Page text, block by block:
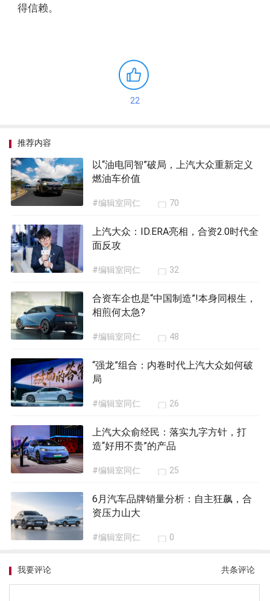
得信赖。
22
推荐内容
以“油电同智”破局，上汽大众重新定义
燃油车价值
#编辑室同仁 70
上汽大众：ID.ERA亮相，合资2.0时代全
面反攻
#编辑室同仁 32
合资车企也是“中国制造”!本身同根生，
相煎何太急?
#编辑室同仁 48
“强龙”组合：内卷时代上汽大众如何破
局
#编辑室同仁 26
上汽大众俞经民：落实九字方针，打
造“好用不贵”的产品
#编辑室同仁 25
6月汽车品牌销量分析：自主狂飙，合
资压力山大
#编辑室同仁 0
共条评论
我要评论